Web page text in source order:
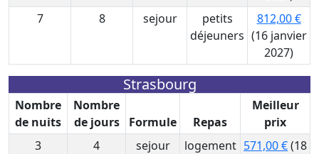
7
8 sejour
petits
déjeuners
812,00 €
(16 janvier
2027)
Strasbourg
Nombre
de nuits
Nombre
de jours
Formule Repas
Meilleur
prix
3
4 sejour
logement 571,00 €(18